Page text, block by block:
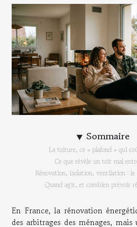
Sommaire
La toiture, ce « plafond » qui
Ce que révèle un toit mal
Rénovation, isolation, ventilation :
Quand agir, et combien prévoir
En France, la rénovation
des arbitrages des ménages,